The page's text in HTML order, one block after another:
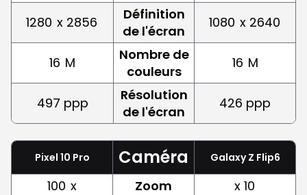
1280 x 2856
Définition
de l'écran
1080 x 2640
16 M
Nombre de
couleurs
16 M
497 ppp
Résolution
de l'écran
426 ppp
Pixel 10 Pro Caméra Galaxy Z Flip6
100 x Zoom
x 10